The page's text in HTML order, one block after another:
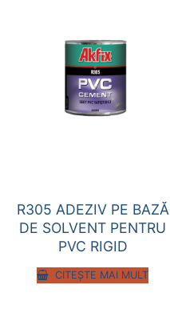
R305 ADEZIV PE BAZĂ
DE SOLVENT PENTRU
PVC RIGID
CITEȘTE MAI MULT